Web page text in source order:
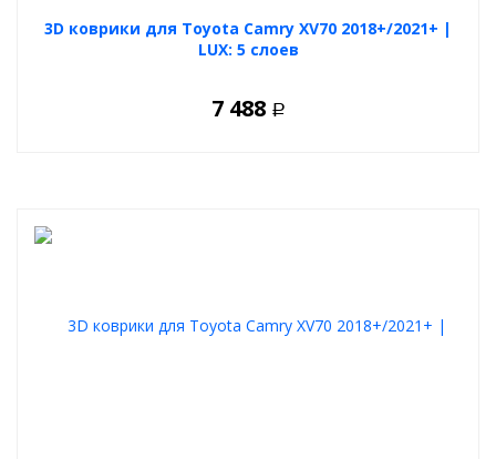
3D коврики для Toyota Camry XV70 2018+/2021+ |
LUX: 5 слоев
7 488 Р